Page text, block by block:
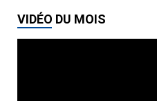
VIDÉO DU MOIS